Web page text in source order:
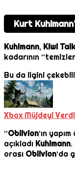
Kurt
Kuhlmann, Kiwi
kadarının
Bu da ilgini
Xbox Müjdeyi
“Oblivion‘ın
açıkladı Kuhlmann.
orası Oblivion‘da